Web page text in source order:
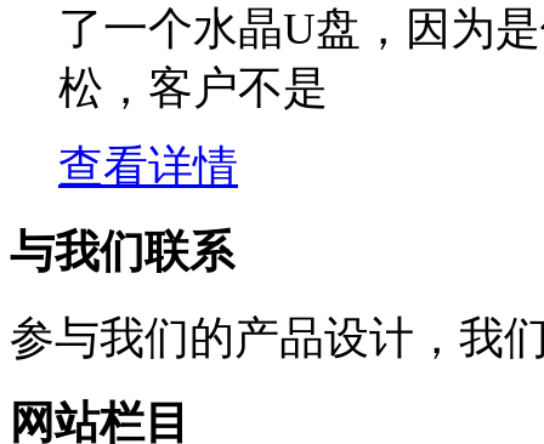
了一个水晶U盘，因为
松，客户不是
查看详情
与我们联系
参与我们的产品设计，我
网站栏目